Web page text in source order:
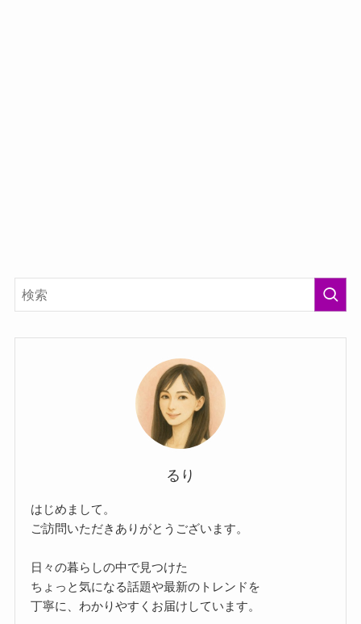
るり
はじめまして。
ご訪問いただきありがとうございます。
日々の暮らしの中で見つけた
ちょっと気になる話題や最新のトレンドを
丁寧に、わかりやすくお届けしています。